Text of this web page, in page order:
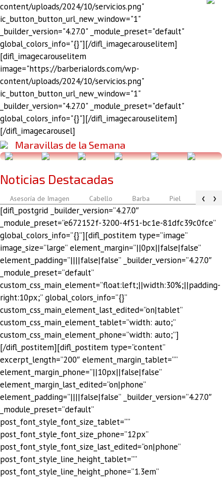
content/uploads/2024/10/servicios.png"
ic_button_button_url_new_window="1"
_builder_version="4.27.0" _module_preset="default"
global_colors_info="{}"][/difl_imagecarouselitem]
[difl_imagecarouselitem
image="https://barberialords.com/wp-
content/uploads/2024/10/servicios.png"
ic_button_button_url_new_window="1"
_builder_version="4.27.0" _module_preset="default"
global_colors_info="{}"][/difl_imagecarouselitem]
[/difl_imagecarousel]
Maravillas de la Semana
Noticias Destacadas
‹
Asesoría de Imagen Cabello Barba Piel ›
[difl_postgrid _builder_version=”4.27.0″
_module_preset=”e672152f-3200-4f51-bc1e-81dfc39c0fce”
global_colors_info=”{}”][difl_postitem type=”image”
image_size=”large” element_margin=”||0px||false|false”
element_padding=”||||false|false” _builder_version=”4.27.0″
_module_preset=”default”
custom_css_main_element=”float:left;||width:30%;||padding-
right:10px;” global_colors_info=”{}”
custom_css_main_element_last_edited=”on|tablet”
custom_css_main_element_tablet=”width: auto;”
custom_css_main_element_phone=”width: auto;”]
[/difl_postitem][difl_postitem type=”content”
excerpt_length=”200″ element_margin_tablet=””
element_margin_phone=”||10px||false|false”
element_margin_last_edited=”on|phone”
element_padding=”||||false|false” _builder_version=”4.27.0″
_module_preset=”default”
post_font_style_font_size_tablet=””
post_font_style_font_size_phone=”12px”
post_font_style_font_size_last_edited=”on|phone”
post_font_style_line_height_tablet=””
post_font_style_line_height_phone=”1.3em”